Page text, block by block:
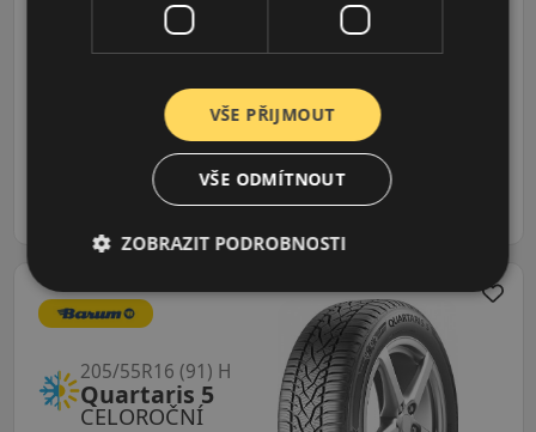
Údaje o štítku EPREL:
1 390 CZK
DO KOŠÍKU
CELOROČNÍ
Quartaris 5
205/55R16 (91) H
VŠE PŘIJMOUT
VŠE ODMÍTNOUT
ZOBRAZIT PODROBNOSTI